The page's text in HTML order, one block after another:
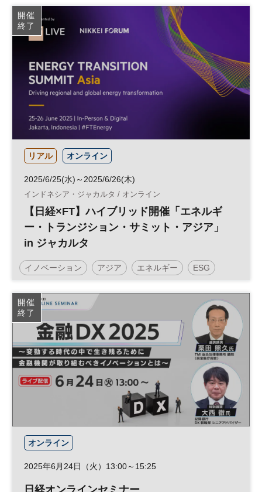
日経オンラインセミナー
開催
終了
リアル オンライン
2025/6/25(水)～2025/6/26(木)
インドネシア・ジャカルタ / オンライン
【日経×FT】ハイブリッド開催「エネルギ
ー・トランジション・サミット・アジア」
in ジャカルタ
イノベーション アジア エネルギー ESG
SDGs テクノロジー 地政学 グローバル
再生可能エネルギー 環境問題 安全保障
開催
終了
オンライン
2025年6月24日（火）13:00～15:25